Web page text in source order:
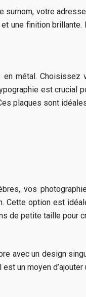
votre
une finition
métal.
est crucial
plaques sont
vos
option est
petite taille pour
avec un design
un moyen